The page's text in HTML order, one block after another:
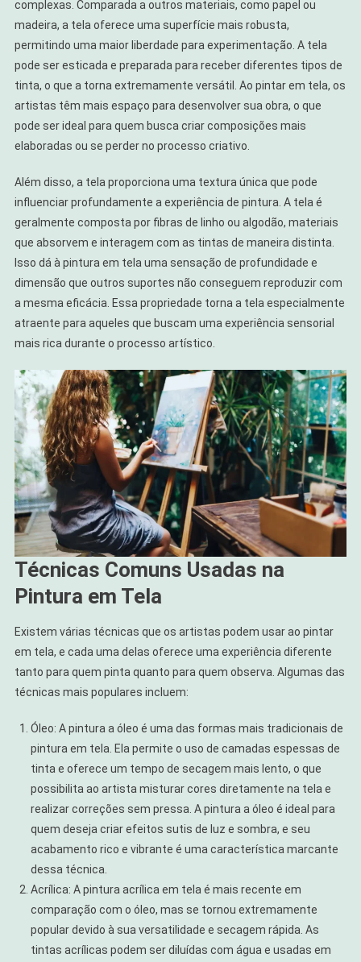
complexas. Comparada a outros materiais, como papel ou
madeira, a tela oferece uma superfície mais robusta,
permitindo uma maior liberdade para experimentação. A tela
pode ser esticada e preparada para receber diferentes tipos de
tinta, o que a torna extremamente versátil. Ao pintar em tela, os
artistas têm mais espaço para desenvolver sua obra, o que
pode ser ideal para quem busca criar composições mais
elaboradas ou se perder no processo criativo.
Além disso, a tela proporciona uma textura única que pode
influenciar profundamente a experiência de pintura. A tela é
geralmente composta por fibras de linho ou algodão, materiais
que absorvem e interagem com as tintas de maneira distinta.
Isso dá à pintura em tela uma sensação de profundidade e
dimensão que outros suportes não conseguem reproduzir com
a mesma eficácia. Essa propriedade torna a tela especialmente
atraente para aqueles que buscam uma experiência sensorial
mais rica durante o processo artístico.
Técnicas Comuns Usadas na
Pintura em Tela
Existem várias técnicas que os artistas podem usar ao pintar
em tela, e cada uma delas oferece uma experiência diferente
tanto para quem pinta quanto para quem observa. Algumas das
técnicas mais populares incluem:
Óleo: A pintura a óleo é uma das formas mais tradicionais de
pintura em tela. Ela permite o uso de camadas espessas de
tinta e oferece um tempo de secagem mais lento, o que
possibilita ao artista misturar cores diretamente na tela e
realizar correções sem pressa. A pintura a óleo é ideal para
quem deseja criar efeitos sutis de luz e sombra, e seu
acabamento rico e vibrante é uma característica marcante
dessa técnica.
Acrílica: A pintura acrílica em tela é mais recente em
comparação com o óleo, mas se tornou extremamente
popular devido à sua versatilidade e secagem rápida. As
tintas acrílicas podem ser diluídas com água e usadas em